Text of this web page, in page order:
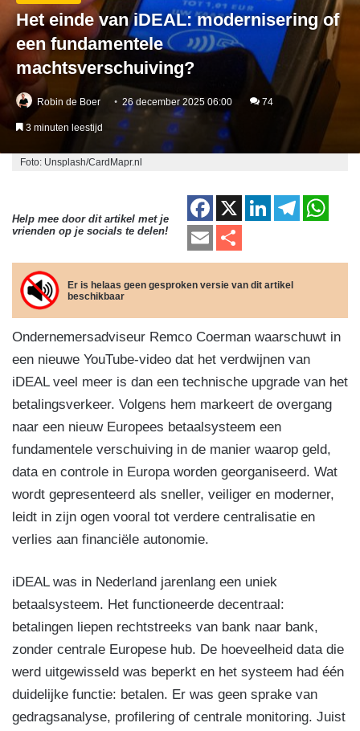
Het einde van iDEAL: modernisering of
een fundamentele
machtsverschuiving?
Robin de Boer 26 december 2025 06:00 74
3 minuten leestijd
Foto: Unsplash/CardMapr.nl
Help mee door dit artikel met je
vrienden op je socials te delen!
F
a
c
e
b
o
o
k
X
Li
k
e
dI
n
T
e
a
m
at
A
p
E
m
ail
el
e
n
Er is helaas geen gesproken versie van dit artikel
beschikbaar
Ondernemersadviseur Remco Coerman waarschuwt in
een nieuwe YouTube-video dat het verdwijnen van
iDEAL veel meer is dan een technische upgrade van het
betalingsverkeer. Volgens hem markeert de overgang
naar een nieuw Europees betaalsysteem een
fundamentele verschuiving in de manier waarop geld,
data en controle in Europa worden georganiseerd. Wat
wordt gepresenteerd als sneller, veiliger en moderner,
leidt in zijn ogen vooral tot verdere centralisatie en
verlies aan financiële autonomie.
iDEAL was in Nederland jarenlang een uniek
betaalsysteem. Het functioneerde decentraal:
betalingen liepen rechtstreeks van bank naar bank,
zonder centrale Europese hub. De hoeveelheid data die
werd uitgewisseld was beperkt en het systeem had één
duidelijke functie: betalen. Er was geen sprake van
gedragsanalyse, profilering of centrale monitoring. Juist